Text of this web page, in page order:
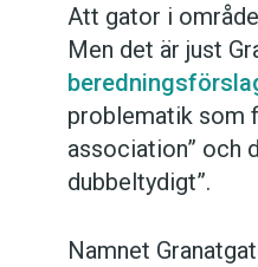
Att gator i
Men det är just
problematik som
association” och
dubbeltydigt”.
Namnet